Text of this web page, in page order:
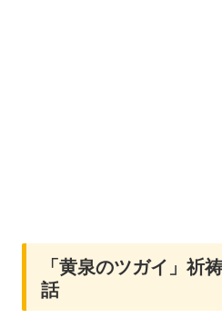
「黄泉のツガイ」祈
話